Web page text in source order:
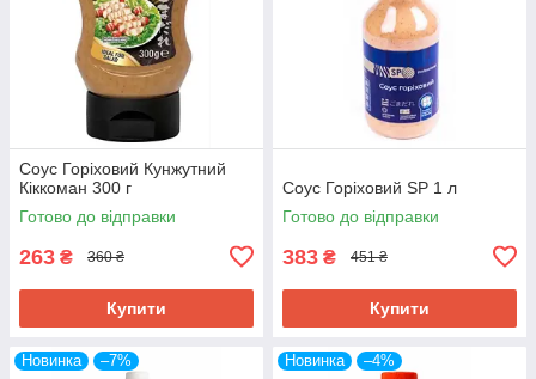
Соус Горіховий Кунжутний
Кіккоман 300 г
Готово до відправки
263 ₴ 360 ₴
Купити
Соус Горіховий SP 1 л
Готово до відправки
383 ₴ 451 ₴
Купити
Новинка –7% Новинка –4%